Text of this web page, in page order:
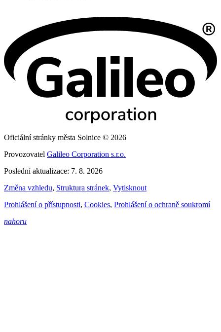
Oficiální stránky města Solnice © 2026
Provozovatel Galileo Corporation s.r.o.
Poslední aktualizace: 7. 8. 2026
Změna vzhledu, Struktura stránek, Vytisknout
Prohlášení o přístupnosti, Cookies, Prohlášení o ochraně soukromí
nahoru